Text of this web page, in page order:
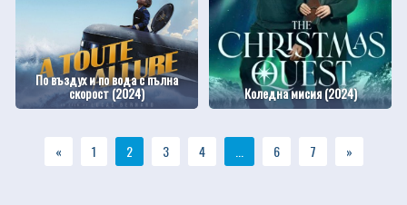
По въздух и по вода с пълна
скорост (2024) Коледна мисия (2024)
« 1 2 3 4 ... 6 7 »